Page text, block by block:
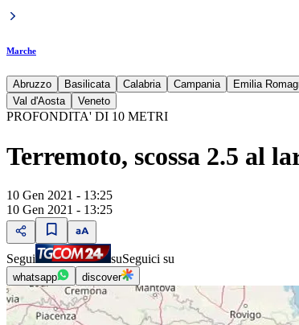
Marche
Abruzzo Basilicata Calabria Campania Emilia
Val d'Aosta
Veneto
PROFONDITA' DI 10 METRI
Terremoto, scossa 2.5 al
10 Gen 2021 - 13:25
10 Gen 2021 - 13:25
Segui suSeguici su
whatsapp discover